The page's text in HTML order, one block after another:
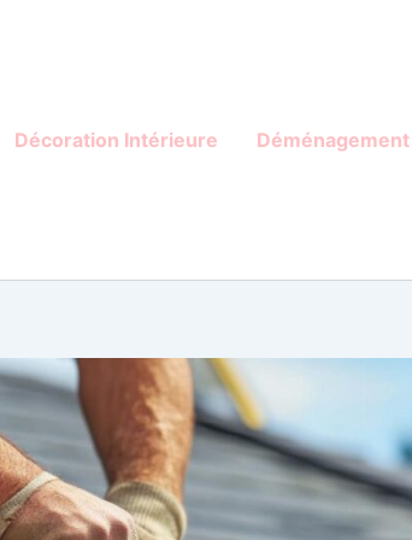
Décoration Intérieure Déménagement